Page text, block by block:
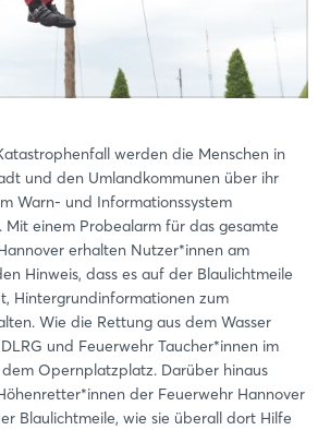
werden die Menschen in
und den Umlandkommunen über ihr
Warn- und Informationssystem
Mit einem Probealarm für das gesamte
erhalten Nutzer*innen am
Hinweis, dass es auf der Blaulichtmeile
Hintergrundinformationen zum
Wie die Rettung aus dem Wasser
und Feuerwehr Taucher*innen im
Opernplatzplatz. Darüber hinaus
der Feuerwehr Hannover
Blaulichtmeile, wie sie überall dort Hilfe
Einloggen
Noch nicht angemeldet?
Jetzt registrieren